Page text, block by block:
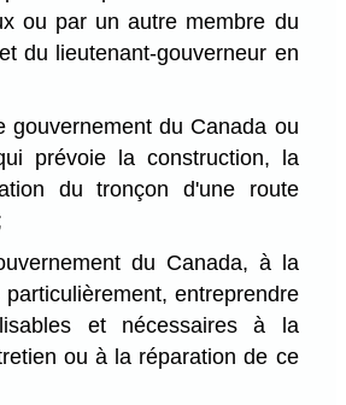
ou par un autre membre du
du lieutenant-gouverneur en
gouvernement du Canada ou
prévoie la construction, la
du tronçon d'une route
du Canada, à la
entreprendre
et nécessaires à la
ou à la réparation de ce